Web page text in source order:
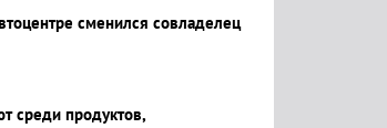
сменился совладелец
среди продуктов,